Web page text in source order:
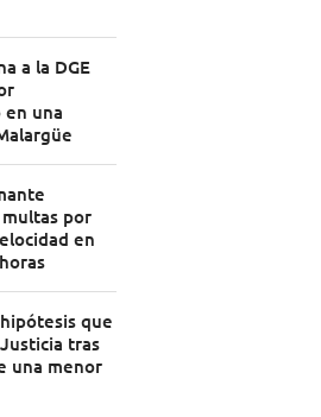
a la DGE
en una
por
en
que
tras
una menor